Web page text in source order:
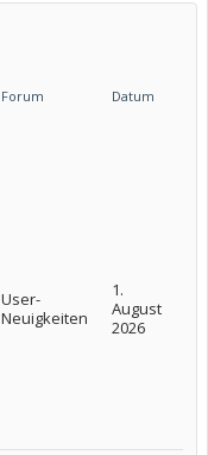
Forum Datum
User-
Neuigkeiten
1.
August
2026